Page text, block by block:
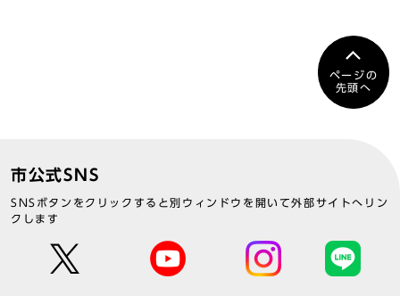
ページの
先頭へ
市公式SNS
SNSボタンをクリックすると別ウィンドウを開いて外部サイトへリン
クします